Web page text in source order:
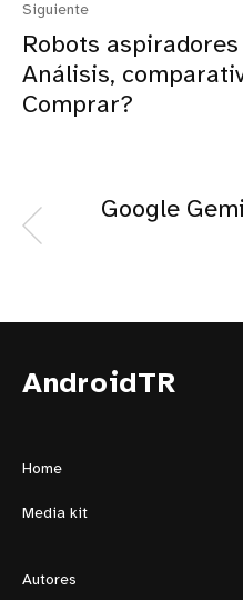
Siguiente
Robots
Análisis,
Comprar?
Google
AndroidTR
Home
Media kit
Autores